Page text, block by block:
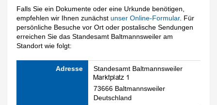
Falls Sie ein Dokumente oder eine Urkunde benötigen,
empfehlen wir Ihnen zunächstunser Online-Formular. Für
persönliche Besuche vor Ort oder postalische Sendungen
erreichen Sie das Standesamt Baltmannsweiler am
Standort wie folgt:
Adresse Standesamt Baltmannsweiler
73666 Baltmannsweiler
Deutschland